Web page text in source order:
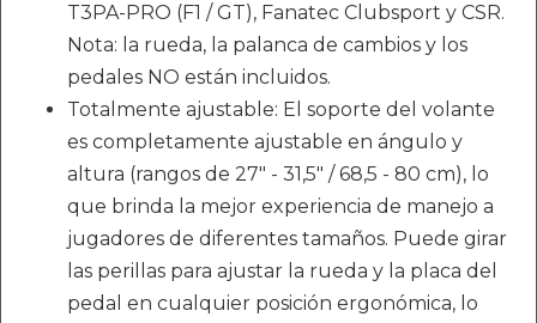
T3PA-PRO (F1 / GT), Fanatec Clubsport y CSR.
Nota: la rueda, la palanca de cambios y los
pedales NO están incluidos.
Totalmente ajustable: El soporte del volante
es completamente ajustable en ángulo y
altura (rangos de 27" - 31,5" / 68,5 - 80 cm), lo
que brinda la mejor experiencia de manejo a
jugadores de diferentes tamaños. Puede girar
las perillas para ajustar la rueda y la placa del
pedal en cualquier posición ergonómica, lo